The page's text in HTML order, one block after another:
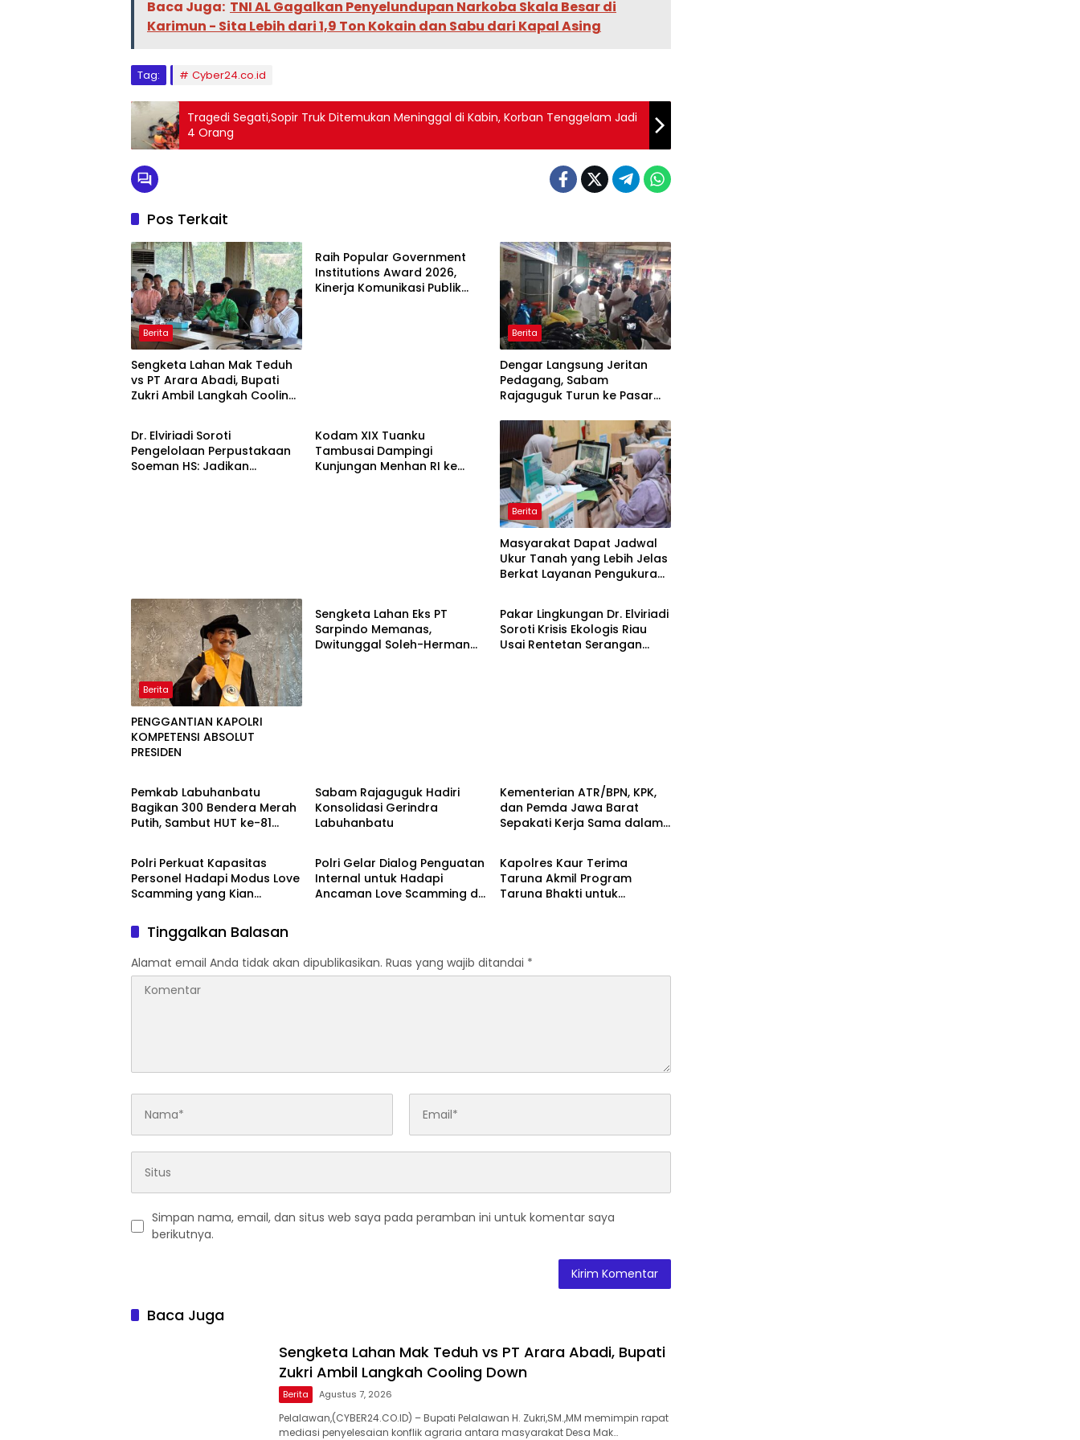
Baca Juga: TNI AL Gagalkan Penyelundupan Narkoba Skala Besar di
Karimun - Sita Lebih dari 1,9 Ton Kokain dan Sabu dari Kapal Asing
Tag: Cyber24.co.id
Tragedi Segati,Sopir Truk Ditemukan Meninggal di Kabin, Korban Tenggelam Jadi
4 Orang
Pos Terkait
Berita
Sengketa Lahan Mak Teduh
vs PT Arara Abadi, Bupati
Zukri Ambil Langkah Cooling
Raih Popular Government
Institutions Award 2026,
Kinerja Komunikasi Publik
Berita
Dengar Langsung Jeritan
Pedagang, Sabam
Rajaguguk Turun ke Pasar
Berita
Dr. Elviriadi Soroti
Pengelolaan Perpustakaan
Soeman HS: Jadikan
Kodam XIX Tuanku
Tambusai Dampingi
Kunjungan Menhan RI ke
Berita
Masyarakat Dapat Jadwal
Ukur Tanah yang Lebih Jelas
Berkat Layanan Pengukuran
Berita
PENGGANTIAN KAPOLRI
KOMPETENSI ABSOLUT
PRESIDEN
Sengketa Lahan Eks PT
Sarpindo Memanas,
Dwitunggal Soleh-Herman
Berita
Pakar Lingkungan Dr. Elviriadi
Soroti Krisis Ekologis Riau
Usai Rentetan Serangan
Berita
Pemkab Labuhanbatu
Bagikan 300 Bendera Merah
Putih, Sambut HUT ke-81
Sabam Rajaguguk Hadiri
Konsolidasi Gerindra
Labuhanbatu
Kementerian ATR/BPN, KPK,
dan Pemda Jawa Barat
Sepakati Kerja Sama dalam
Daerah
Berita
Polri Perkuat Kapasitas
Personel Hadapi Modus Love
Scamming yang Kian
Berita
Polri Gelar Dialog Penguatan
Internal untuk Hadapi
Ancaman Love Scamming di
Berita
Kapolres Kaur Terima
Taruna Akmil Program
Taruna Bhakti untuk
Tinggalkan Balasan
Alamat email Anda tidak akan dipublikasikan. Ruas yang wajib ditandai *
Simpan nama, email, dan situs web saya pada peramban ini untuk komentar saya
berikutnya.
Baca Juga
Sengketa Lahan Mak Teduh vs PT Arara Abadi, Bupati
Zukri Ambil Langkah Cooling Down
Berita Agustus 7, 2026
Pelalawan,(CYBER24.CO.ID) – Bupati Pelalawan H. Zukri,SM.,MM memimpin rapat
mediasi penyelesaian konflik agraria antara masyarakat Desa Mak…